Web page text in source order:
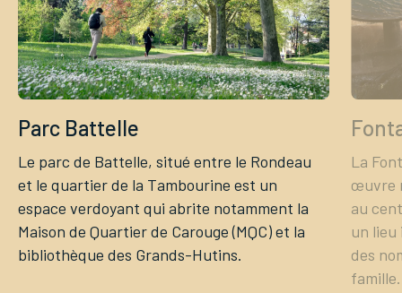
CAROUGE SE CONSTRUIT
Parc Battelle
Le parc de Battelle, situé entre le Rondeau
et le quartier de la Tambourine est un
espace verdoyant qui abrite notamment la
Maison de Quartier de Carouge (MQC) et la
bibliothèque des Grands-Hutins.
La
œuvre
au
un
des
famille.